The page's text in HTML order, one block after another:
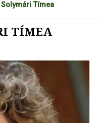
Solymári Tímea
TÍMEA